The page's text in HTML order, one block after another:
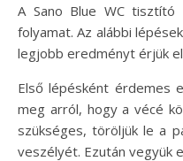
A Sano Blue WC tisztító
folyamat. Az alábbi
legjobb eredményt érjük
Első lépésként érdemes
meg arról, hogy a vécé
szükséges, töröljük le a
veszélyét. Ezután vegyük